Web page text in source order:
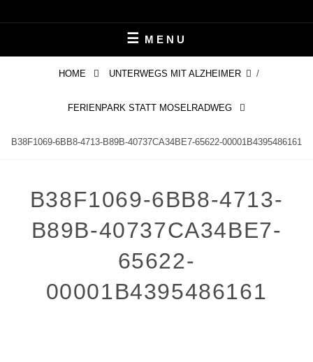
to
PERIFAIR
MENU
HOME UNTERWEGS MIT ALZHEIMER /
FERIENPARK STATT MOSELRADWEG
B38F1069-6BB8-4713-B89B-40737CA34BE7-65622-00001B4395486161
B38F1069-6BB8-4713-
B89B-40737CA34BE7-
65622-
00001B4395486161